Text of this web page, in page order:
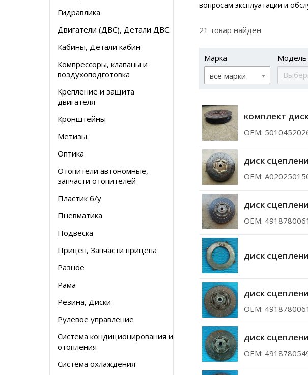
Гидравлика
Двигатели (ДВС), Детали ДВС.
Кабины, Детали кабин
Компрессоры, клапаны и
воздухоподготовка
Крепление и защита
двигателя
Кронштейны
Метизы
Оптика
Отопители автономные,
запчасти отопителей
Пластик б/у
Пневматика
Подвеска
Прицеп, Запчасти прицепа
Разное
Рама
Резина, Диски
Рулевое управление
Система кондиционирования и
отопления
Система охлаждения
вопросам эксплуатации и
21 товар найден
Марка
все марки
Модель
комплект
ОЕМ:
диск
ОЕМ:
диск
ОЕМ:
диск
диск
ОЕМ:
диск
ОЕМ: